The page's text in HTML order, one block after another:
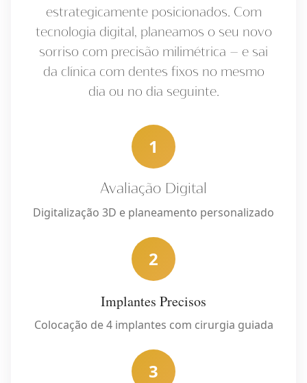
estrategicamente posicionados. Com
tecnologia digital, planeamos o seu novo
sorriso com precisão milimétrica — e sai
da clínica com dentes fixos no mesmo
dia ou no dia seguinte.
1
Avaliação Digital
Digitalização 3D e planeamento personalizado
2
Implantes Precisos
Colocação de 4 implantes com cirurgia guiada
3